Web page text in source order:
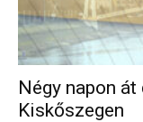
Négy napon
Kiskőszegen